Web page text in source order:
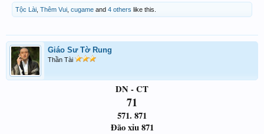
Tộc Lài Thêm Vui cugame and 4 others like this.
Giáo Sư Tờ Rung
Thần Tài
DN - CT
71
571. 871
Đão xỉu 871